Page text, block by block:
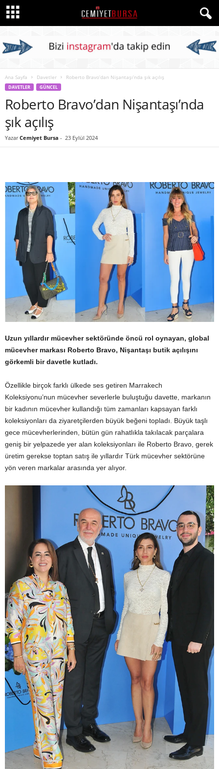
Ana Sayfa Davetler Roberto Bravo’dan Nişantaşı’nda şık açılış
DAVETLER GÜNCEL
Roberto Bravo’dan Nişantaşı’nda
şık açılış
Yazar Cemiyet Bursa - 23 Eylül 2024
Uzun yıllardır mücevher sektöründe öncü rol oynayan, global
mücevher markası Roberto Bravo, Nişantaşı butik açılışını
görkemli bir davetle kutladı.
Özellikle birçok farklı ülkede ses getiren Marrakech
Koleksiyonu’nun mücevher severlerle buluştuğu davette, markanın
bir kadının mücevher kullandığı tüm zamanları kapsayan farklı
koleksiyonları da ziyaretçilerden büyük beğeni topladı. Büyük taşlı
gece mücevherlerinden, bütün gün rahatlıkla takılacak parçalara
geniş bir yelpazede yer alan koleksiyonları ile Roberto Bravo, gerek
üretim gerekse toptan satış ile yıllardır Türk mücevher sektörüne
yön veren markalar arasında yer alıyor.